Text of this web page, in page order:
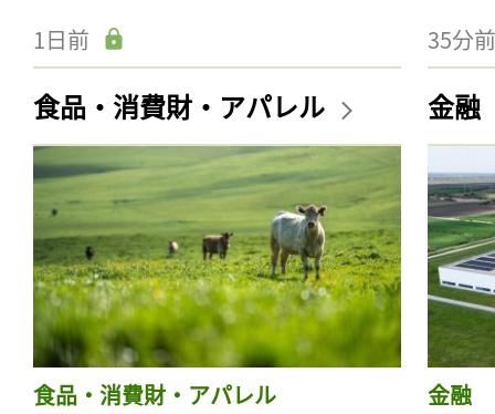
1日前 35分前
食品・消費財・アパレル
食品・消費財・アパレル
金融
金融